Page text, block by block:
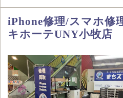
iPhone修理/スマホ修
キホーテUNY小牧店